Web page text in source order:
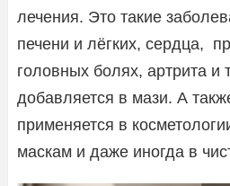
лечения. Это такие
печени и лёгких, сердца,
головных болях, артрита и
добавляется в мази. А
применяется в
маскам и даже иногда в